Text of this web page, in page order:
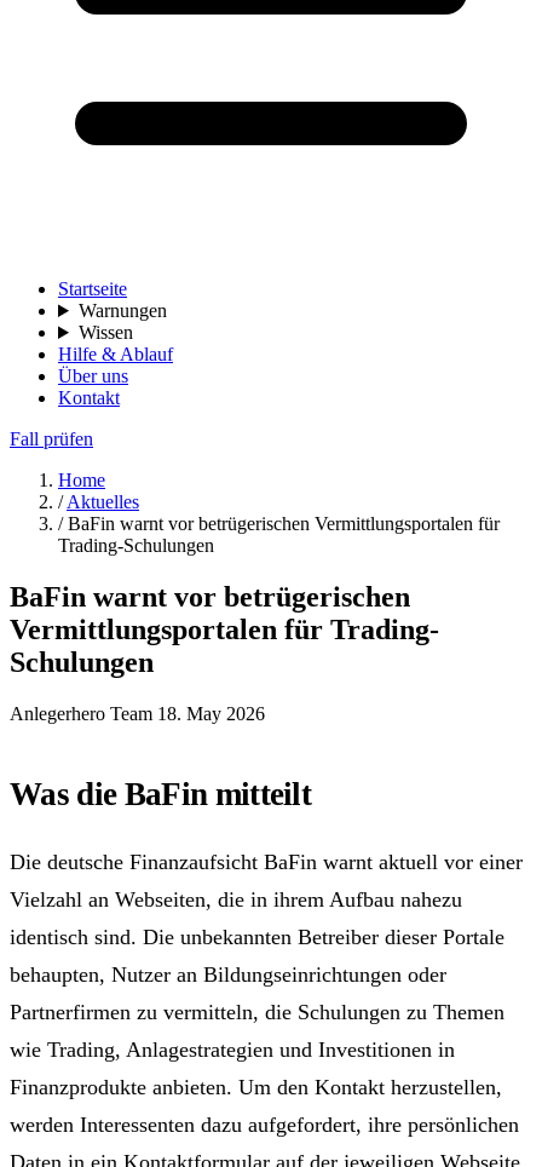
Startseite
Warnungen
Wissen
Hilfe & Ablauf
Über uns
Kontakt
Fall prüfen
Home
/ Aktuelles
/ BaFin warnt vor betrügerischen Vermittlungsportalen für
Trading-Schulungen
BaFin warnt vor betrügerischen
Vermittlungsportalen für Trading-
Schulungen
Anlegerhero Team 18. May 2026
Was die BaFin mitteilt
Die deutsche Finanzaufsicht BaFin warnt aktuell vor einer
Vielzahl an Webseiten, die in ihrem Aufbau nahezu
identisch sind. Die unbekannten Betreiber dieser Portale
behaupten, Nutzer an Bildungseinrichtungen oder
Partnerfirmen zu vermitteln, die Schulungen zu Themen
wie Trading, Anlagestrategien und Investitionen in
Finanzprodukte anbieten. Um den Kontakt herzustellen,
werden Interessenten dazu aufgefordert, ihre persönlichen
Daten in ein Kontaktformular auf der jeweiligen Webseite